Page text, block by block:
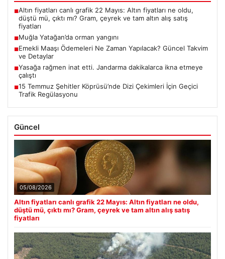
■Altın fiyatları canlı grafik 22 Mayıs: Altın fiyatları ne oldu,
düştü mü, çıktı mı? Gram, çeyrek ve tam altın alış satış
fiyatları
■Muğla Yatağan’da orman yangını
■Emekli Maaşı Ödemeleri Ne Zaman Yapılacak? Güncel Takvim
ve Detaylar
■Yasağa rağmen inat etti. Jandarma dakikalarca ikna etmeye
çalıştı
■15 Temmuz Şehitler Köprüsü’nde Dizi Çekimleri İçin Geçici
Trafik Regülasyonu
Güncel
05/08/2026
Altın fiyatları canlı grafik 22 Mayıs: Altın fiyatları ne oldu,
düştü mü, çıktı mı? Gram, çeyrek ve tam altın alış satış
fiyatları